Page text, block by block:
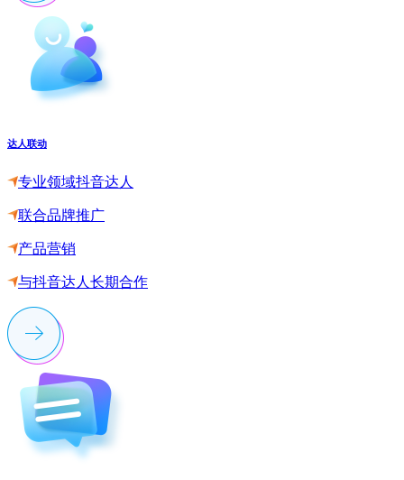
达人联动
专业领域抖音达人
联合品牌推广
产品营销
与抖音达人长期合作